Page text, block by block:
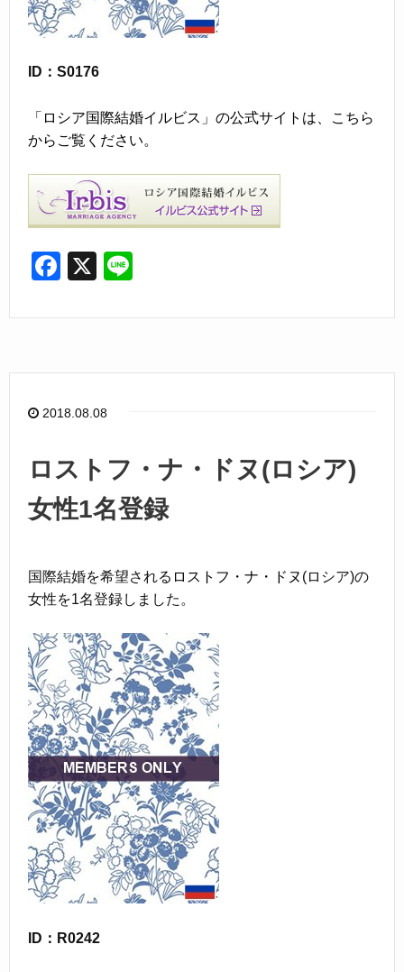
ID：S0176
「ロシア国際結婚イルビス」の公式サイトは、こちら
からご覧ください。
F
c
b
o
k
X
e
2018.08.08
ロストフ・ナ・ドヌ(ロシア)
女性1名登録
国際結婚を希望される ロストフ・ナ・ドヌ (ロシア)の
女性を1名登録しました。
ID：R0242